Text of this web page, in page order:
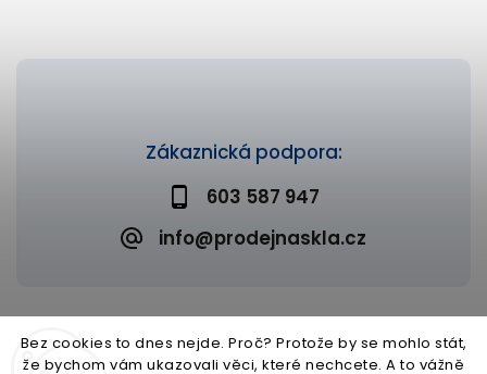
Bez cookies to dnes nejde. Proč? Protože by se mohlo stát,
že bychom vám ukazovali věci, které nechcete. A to vážně
Zákaznická podpora:
603 587 947
info@prodejnaskla.cz